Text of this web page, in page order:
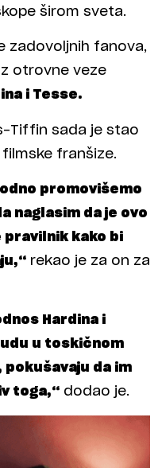
širom sveta.
zadovoljnih fanova,
otrovne veze
i Tesse.
Tiffin sada je stao
franšize.
promovišemo
naglasim da je ovo
pravilnik kako bi
rekao je za on za
Hardina i
u toskičnom
pokušavaju da im
toga,“ dodao je.